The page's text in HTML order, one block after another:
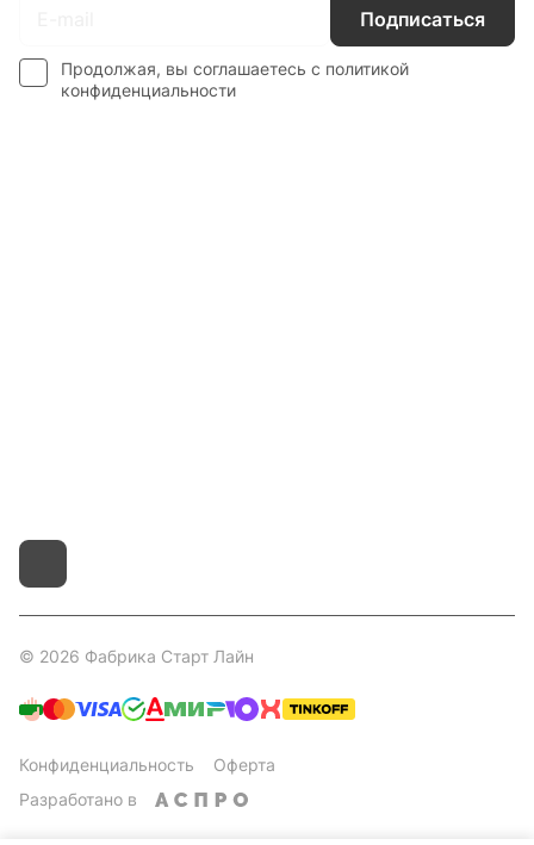
Подписаться
Продолжая, вы соглашаетесь с политикой
конфиденциальности
© 2026 Фабрика Старт Лайн
Конфиденциальность
Оферта
Разработано в